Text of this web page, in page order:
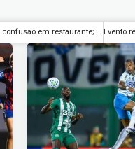
Ed Motta joga cadeira durante confusão em restaurante; músico se explica